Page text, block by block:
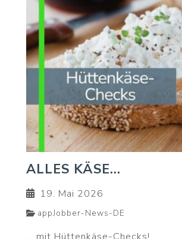
ALLES KÄSE...
19. Mai 2026
appJobber-News-DE